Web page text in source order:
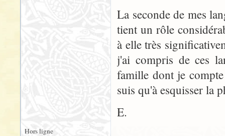
La seconde de mes
tient un rôle
à elle très
j'ai compris de ces
famille dont je
suis qu'à esquisser la
E.
Hors ligne